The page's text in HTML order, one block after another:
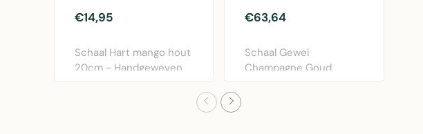
€14,95
Schaal Hart mango hout
20cm - Handgeweven
€63,64
Schaal Gewei
Champagne Goud